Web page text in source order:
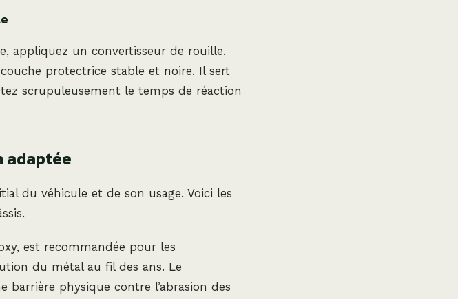
appliquez un convertisseur de rouille.
protectrice stable et noire. Il sert
scrupuleusement le temps de réaction
adaptée
du véhicule et de son usage. Voici les
est recommandée pour les
du métal au fil des ans. Le
barrière physique contre l’abrasion des